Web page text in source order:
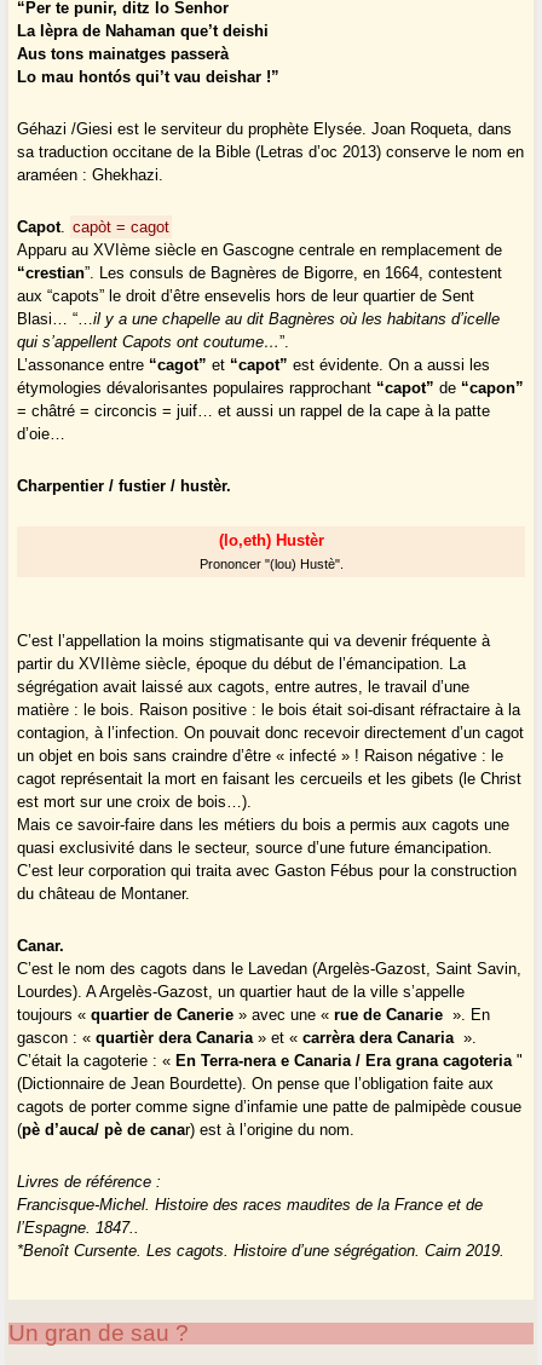
“Per te punir, ditz lo Senhor
La lèpra de Nahaman que’t deishi
Aus tons mainatges passerà
Lo mau hontós qui’t vau deishar !”
Géhazi /Giesi est le serviteur du prophète Elysée. Joan Roqueta, dans
sa traduction occitane de la Bible (Letras d’oc 2013) conserve le nom en
araméen : Ghekhazi.
Capot. capòt = cagot
Apparu au XVIème siècle en Gascogne centrale en remplacement de
“crestian”. Les consuls de Bagnères de Bigorre, en 1664, contestent
aux “capots” le droit d’être ensevelis hors de leur quartier de Sent
Blasi… “…il y a une chapelle au dit Bagnères où les habitans d’icelle
qui s’appellent Capots ont coutume…”.
L’assonance entre “cagot” et “capot” est évidente. On a aussi les
étymologies dévalorisantes populaires rapprochant “capot” de “capon”
= châtré = circoncis = juif… et aussi un rappel de la cape à la patte
d’oie…
Charpentier / fustier / hustèr.
(lo,eth) Hustèr
Prononcer "(lou) Hustè".
C’est l’appellation la moins stigmatisante qui va devenir fréquente à
partir du XVIIème siècle, époque du début de l’émancipation. La
ségrégation avait laissé aux cagots, entre autres, le travail d’une
matière : le bois. Raison positive : le bois était soi-disant réfractaire à la
contagion, à l’infection. On pouvait donc recevoir directement d’un cagot
un objet en bois sans craindre d’être « infecté » ! Raison négative : le
cagot représentait la mort en faisant les cercueils et les gibets (le Christ
est mort sur une croix de bois…).
Mais ce savoir-faire dans les métiers du bois a permis aux cagots une
quasi exclusivité dans le secteur, source d’une future émancipation.
C’est leur corporation qui traita avec Gaston Fébus pour la construction
du château de Montaner.
Canar.
C’est le nom des cagots dans le Lavedan (Argelès-Gazost, Saint Savin,
Lourdes). A Argelès-Gazost, un quartier haut de la ville s’appelle
toujours «quartier de Canerie » avec une «rue de Canarie ». En
gascon : «quartièr dera Canaria» et «carrèra dera Canaria ».
C’était la cagoterie : « En Terra-nera e Canaria / Era grana cagoteria"
(Dictionnaire de Jean Bourdette). On pense que l’obligation faite aux
cagots de porter comme signe d’infamie une patte de palmipède cousue
(pè d’auca/ pè de canar) est à l’origine du nom.
Livres de référence :
Francisque-Michel. Histoire des races maudites de la France et de
l’Espagne. 1847..
*Benoît Cursente. Les cagots. Histoire d’une ségrégation. Cairn 2019.
Un gran de sau ?